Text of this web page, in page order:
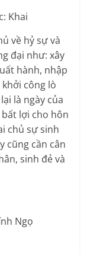
về hỷ sự và
đại như: xây
hành, nhập
công lò
là ngày của
lợi cho hôn
chủ sự sinh
cũng cần cân
sinh đẻ và
Ngọ